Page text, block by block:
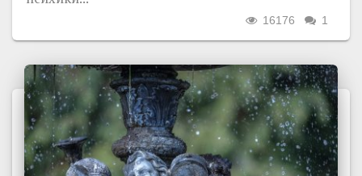
1
16176